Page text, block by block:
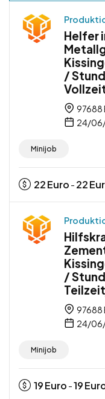
Helfer
/
97688
24/
Minijob
22Euro - 22
/
97688
24/
Minijob
19Euro -19